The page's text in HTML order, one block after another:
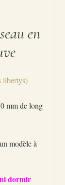
en
libertys)
mm de long
modèle à
dormir